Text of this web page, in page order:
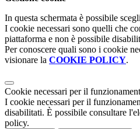
In questa schermata è possibile
I cookie necessari sono quelli che
piattaforma e non è possibile
Per conoscere quali sono i cookie
visionare la COOKIE POLICY.
Cookie necessari per il
I cookie necessari per il
disabilitati. È possibile consultare
policy.